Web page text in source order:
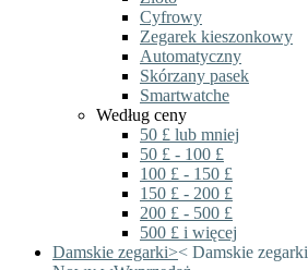
Cyfrowy
Zegarek kieszonkowy
Automatyczny
Skórzany pasek
Smartwatche
Według ceny
50 £ lub mniej
50 £ - 100 £
100 £ - 150 £
150 £ - 200 £
200 £ - 500 £
500 £ i więcej
Damskie zegarki>< Damskie zegarki